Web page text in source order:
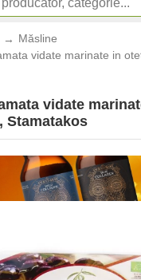
Măsline
vidate marinate in
vidate
Stamatakos